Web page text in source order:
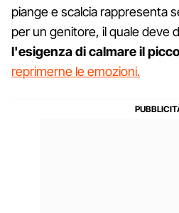
piange e scalcia rappresenta
per un genitore, il quale deve
l'esigenza di calmare il
reprimerne le emozioni.